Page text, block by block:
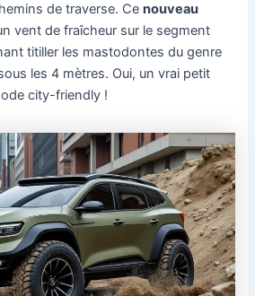
de traverse. Cenouveau
vent de fraîcheur sur le segment
titiller les mastodontes du genre
les 4 mètres. Oui, un vrai petit
city-friendly !